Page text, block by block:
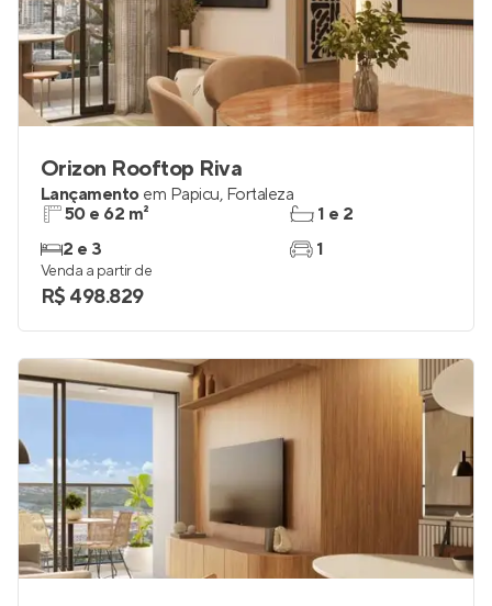
Orizon Rooftop Riva
Lançamento em Papicu, Fortaleza
50 e 62 m²
2 e 3
1 e 2
1
Venda a partir de
R$ 498.829